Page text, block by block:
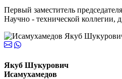
Первый заместитель председателя
Научно - технической коллегии,
Якуб Шукурович
Исамухамедов